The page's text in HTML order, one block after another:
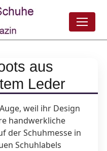
aus
Leder
weil ihr Design
handwerkliche
der Schuhmesse in
Schuhlabels